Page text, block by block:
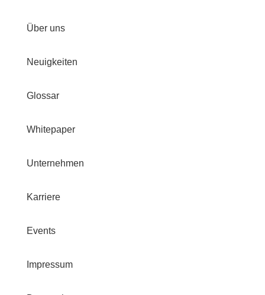
Über uns
Neuigkeiten
Glossar
Whitepaper
Unternehmen
Karriere
Events
Impressum